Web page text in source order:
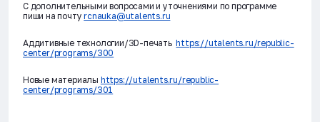
С дополнительными вопросами и уточнениями по программе
пиши на почтуrcnauka@utalents.ru
Аддитивные технологии/3D-печатьhttps://utalents.ru/republic-
center/programs/300
Новые материалы https://utalents.ru/republic-
center/programs/301